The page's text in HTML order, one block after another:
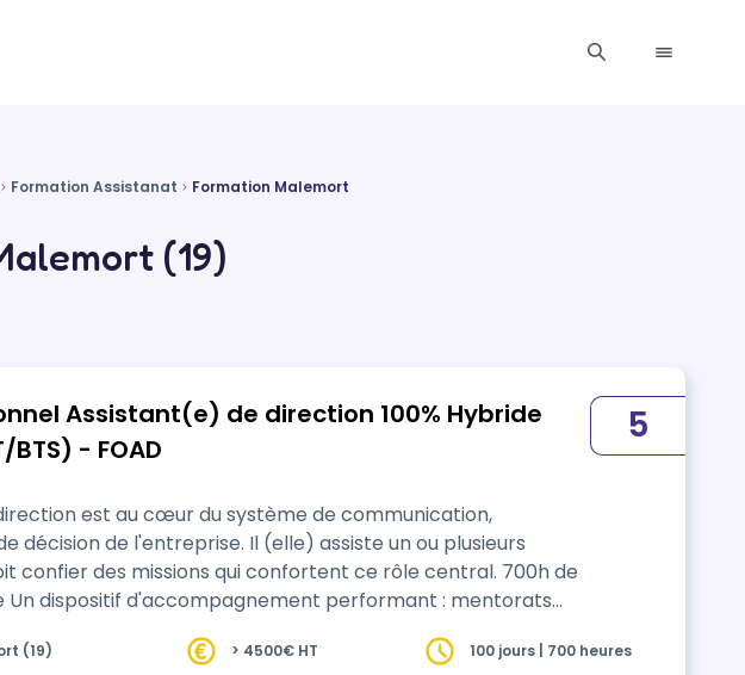
Formation Assistanat Formation Malemort
(19)
Assistant(e) de direction 100% Hybride
BTS) - FOAD
est au cœur du système de communication,
décision de l'entreprise. Il (elle) assiste un ou plusieurs
des missions qui confortent ce rôle central. 700h de
à votre rythme sur la plateforme Vol Groupé avec un
5
(19) > 4500€ HT 100 jours | 700 heures